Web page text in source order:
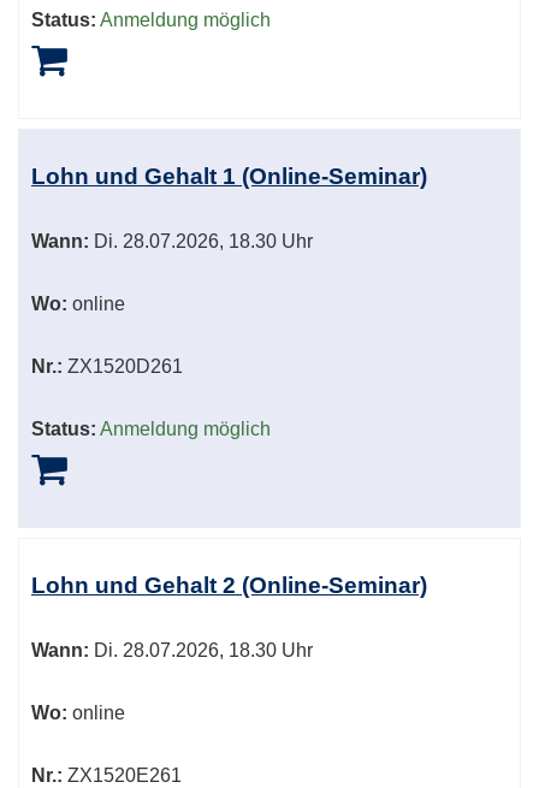
Status: Anmeldung möglich
Lohn und Gehalt 1 (Online-Seminar)
Wann: Di. 28.07.2026, 18.30 Uhr
Wo: online
Nr.: ZX1520D261
Status: Anmeldung möglich
Lohn und Gehalt 2 (Online-Seminar)
Wann: Di. 28.07.2026, 18.30 Uhr
Wo: online
Nr.: ZX1520E261